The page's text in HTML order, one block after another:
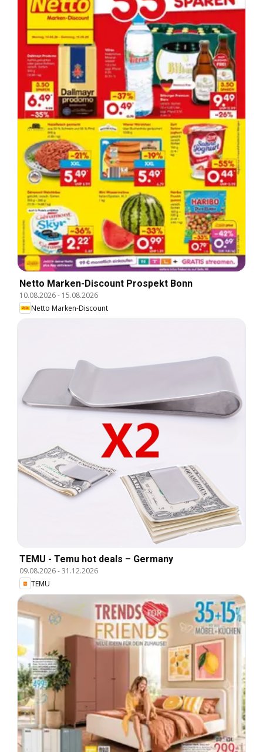
Netto Marken-Discount Prospekt Bonn
10.08.2026- 15.08.2026
Netto Marken-Discount
TEMU - Temu hot deals – Germany
09.08.2026-31.12.2026
TEMU